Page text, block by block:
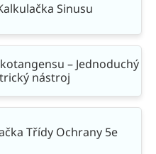
Sinusu
– Jednoduchý
nástroj
Třídy Ochrany 5e